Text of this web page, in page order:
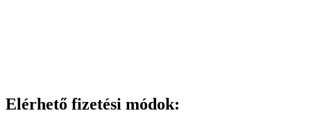
Elérhető fizetési módok: